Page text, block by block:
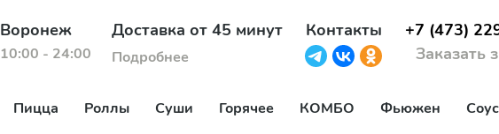
Воронеж
10:00 - 24:00
Доставка от 45 минут
Подробнее
Контакты
+7 (473)
Заказать
Пицца Роллы Суши Горячее КОМБО Фьюжен